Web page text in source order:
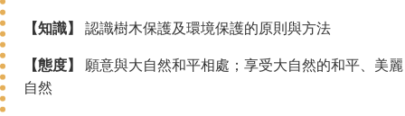
【知識】 認識樹木保護及環境保護的原則與方法
【態度】
願意與大自然和平相處；享受大自然的和平、美
自然